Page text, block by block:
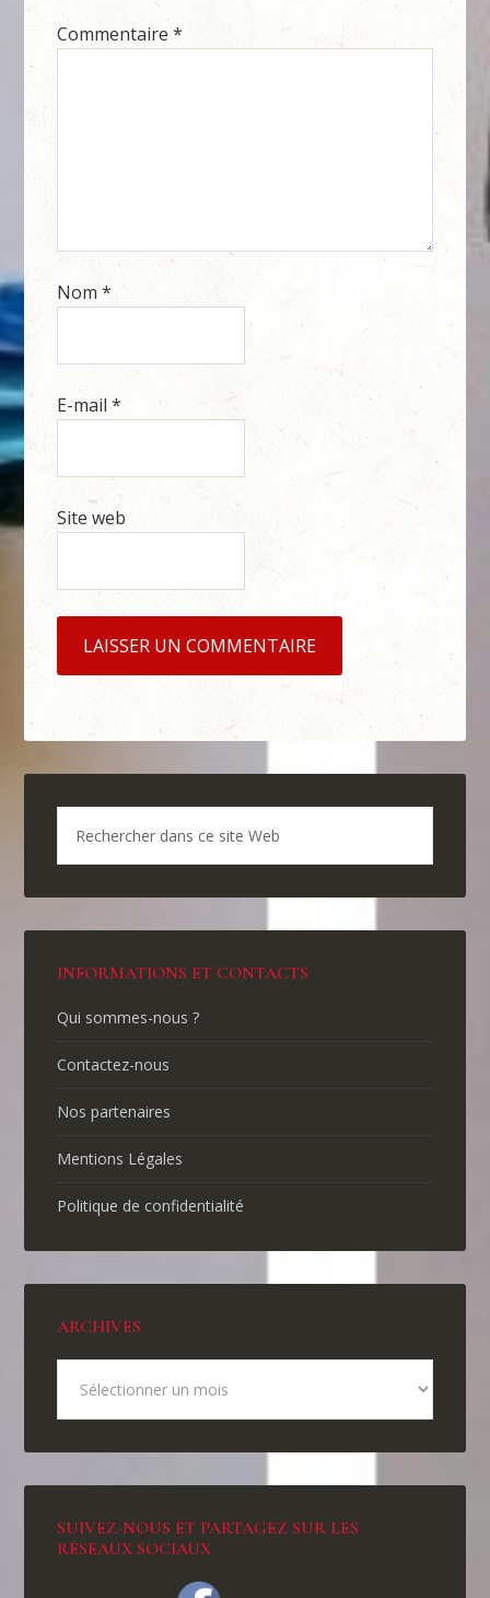
Commentaire*
Nom*
E-mail*
Site web
INFORMATIONS ET CONTACTS
Qui sommes-nous ?
Contactez-nous
Nos partenaires
Mentions Légales
Politique de confidentialité
ARCHIVES
SUIVEZ-NOUS ET PARTAGEZ SUR LES
RÉSEAUX SOCIAUX